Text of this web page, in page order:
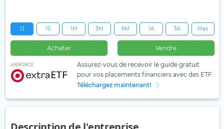
1J 1S 1M 3M 6M 1A 3A Max
Acheter Vendre
ANNONCE
Assurez-vous de recevoir le guide gratuit
pour vos placements financiers avec des ETF.
Téléchargez maintenant!